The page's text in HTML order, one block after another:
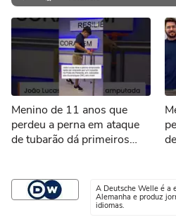
Menino de 11 anos que
perdeu a perna em ataque
de tubarão dá primeiros
A Deutsche Welle é a
Alemanha e produz
idiomas.